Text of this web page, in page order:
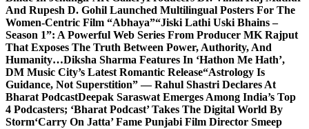
And Rupesh D. Gohil Launched Multilingual Posters For The
Women-Centric Film “Abhaya”“Jiski Lathi Uski Bhains –
Season 1”: A Powerful Web Series From Producer MK Rajput
That Exposes The Truth Between Power, Authority, And
Humanity…Diksha Sharma Features In ‘Hathon Me Hath’,
DM Music City’s Latest Romantic Release“Astrology Is
Guidance, Not Superstition” — Rahul Shastri Declares At
Bharat PodcastDeepak Saraswat Emerges Among India’s Top
4 Podcasters; ‘Bharat Podcast’ Takes The Digital World By
Storm‘Carry On Jatta’ Fame Punjabi Film Director Smeep